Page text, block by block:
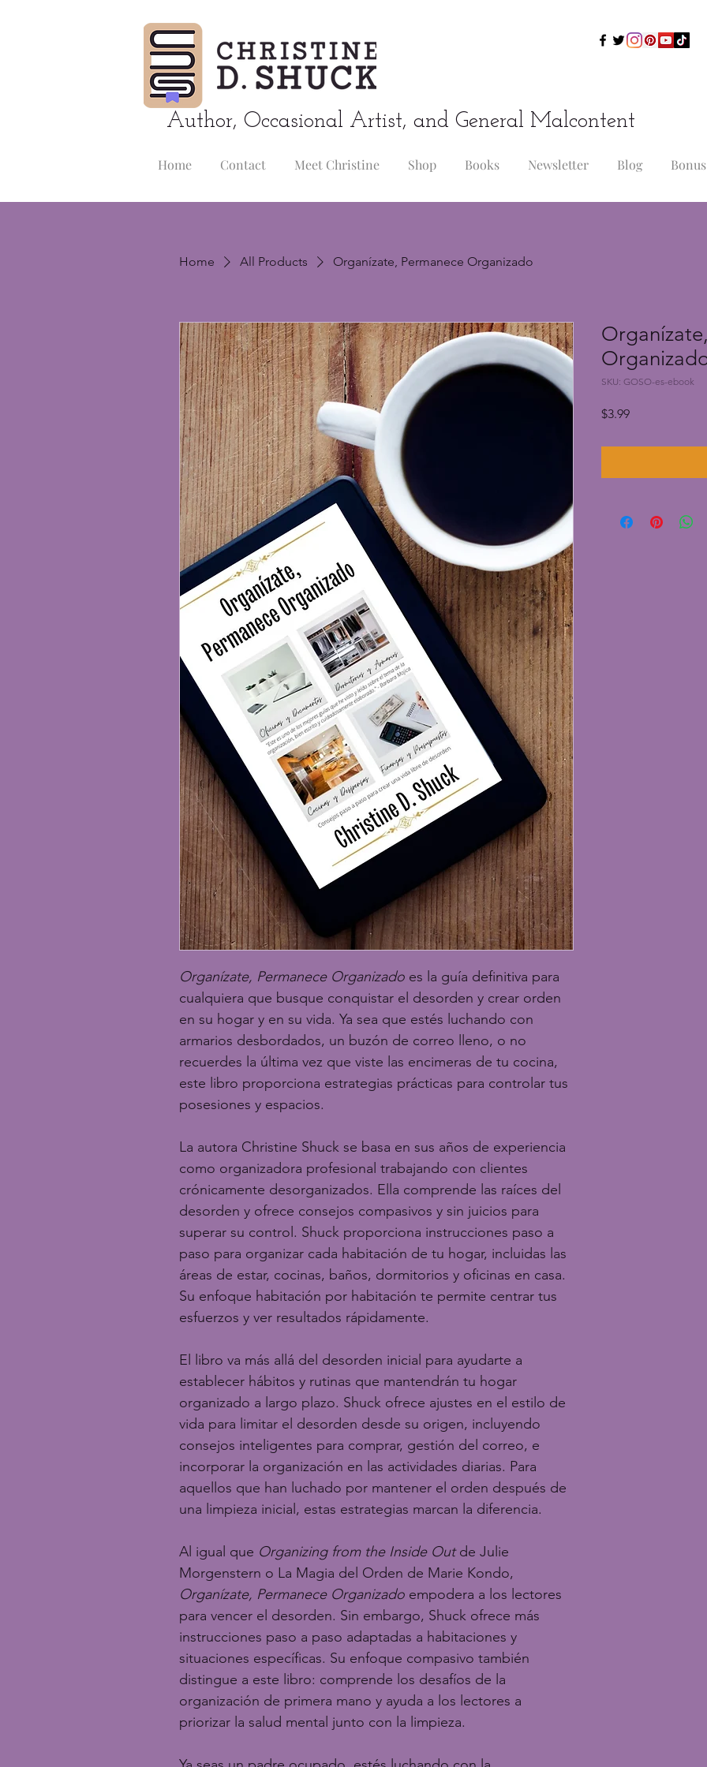
Author, Occasional Artist, and General Malcontent
Home Contact Meet Christine Shop Books Newsletter Blog
Home All Products Organízate, Permanece Organizado
Organízate, Permanece Organizado es la guía definitiva para
cualquiera que busque conquistar el desorden y crear orden
en su hogar y en su vida. Ya sea que estés luchando con
armarios desbordados, un buzón de correo lleno, o no
recuerdes la última vez que viste las encimeras de tu cocina,
este libro proporciona estrategias prácticas para controlar tus
posesiones y espacios.
La autora Christine Shuck se basa en sus años de experiencia
como organizadora profesional trabajando con clientes
crónicamente desorganizados. Ella comprende las raíces del
desorden y ofrece consejos compasivos y sin juicios para
superar su control. Shuck proporciona instrucciones paso a
paso para organizar cada habitación de tu hogar, incluidas las
áreas de estar, cocinas, baños, dormitorios y oficinas en casa.
Su enfoque habitación por habitación te permite centrar tus
esfuerzos y ver resultados rápidamente.
El libro va más allá del desorden inicial para ayudarte a
establecer hábitos y rutinas que mantendrán tu hogar
organizado a largo plazo. Shuck ofrece ajustes en el estilo de
vida para limitar el desorden desde su origen, incluyendo
consejos inteligentes para comprar, gestión del correo, e
incorporar la organización en las actividades diarias. Para
aquellos que han luchado por mantener el orden después de
una limpieza inicial, estas estrategias marcan la diferencia.
Al igual que Organizing from the Inside Out de Julie
Morgenstern o La Magia del Orden de Marie Kondo,
Organízate, Permanece Organizado empodera a los lectores
para vencer el desorden. Sin embargo, Shuck ofrece más
instrucciones paso a paso adaptadas a habitaciones y
situaciones específicas. Su enfoque compasivo también
distingue a este libro: comprende los desafíos de la
organización de primera mano y ayuda a los lectores a
priorizar la salud mental junto con la limpieza.
SKU: GOSO-es-ebook
$3.99Price